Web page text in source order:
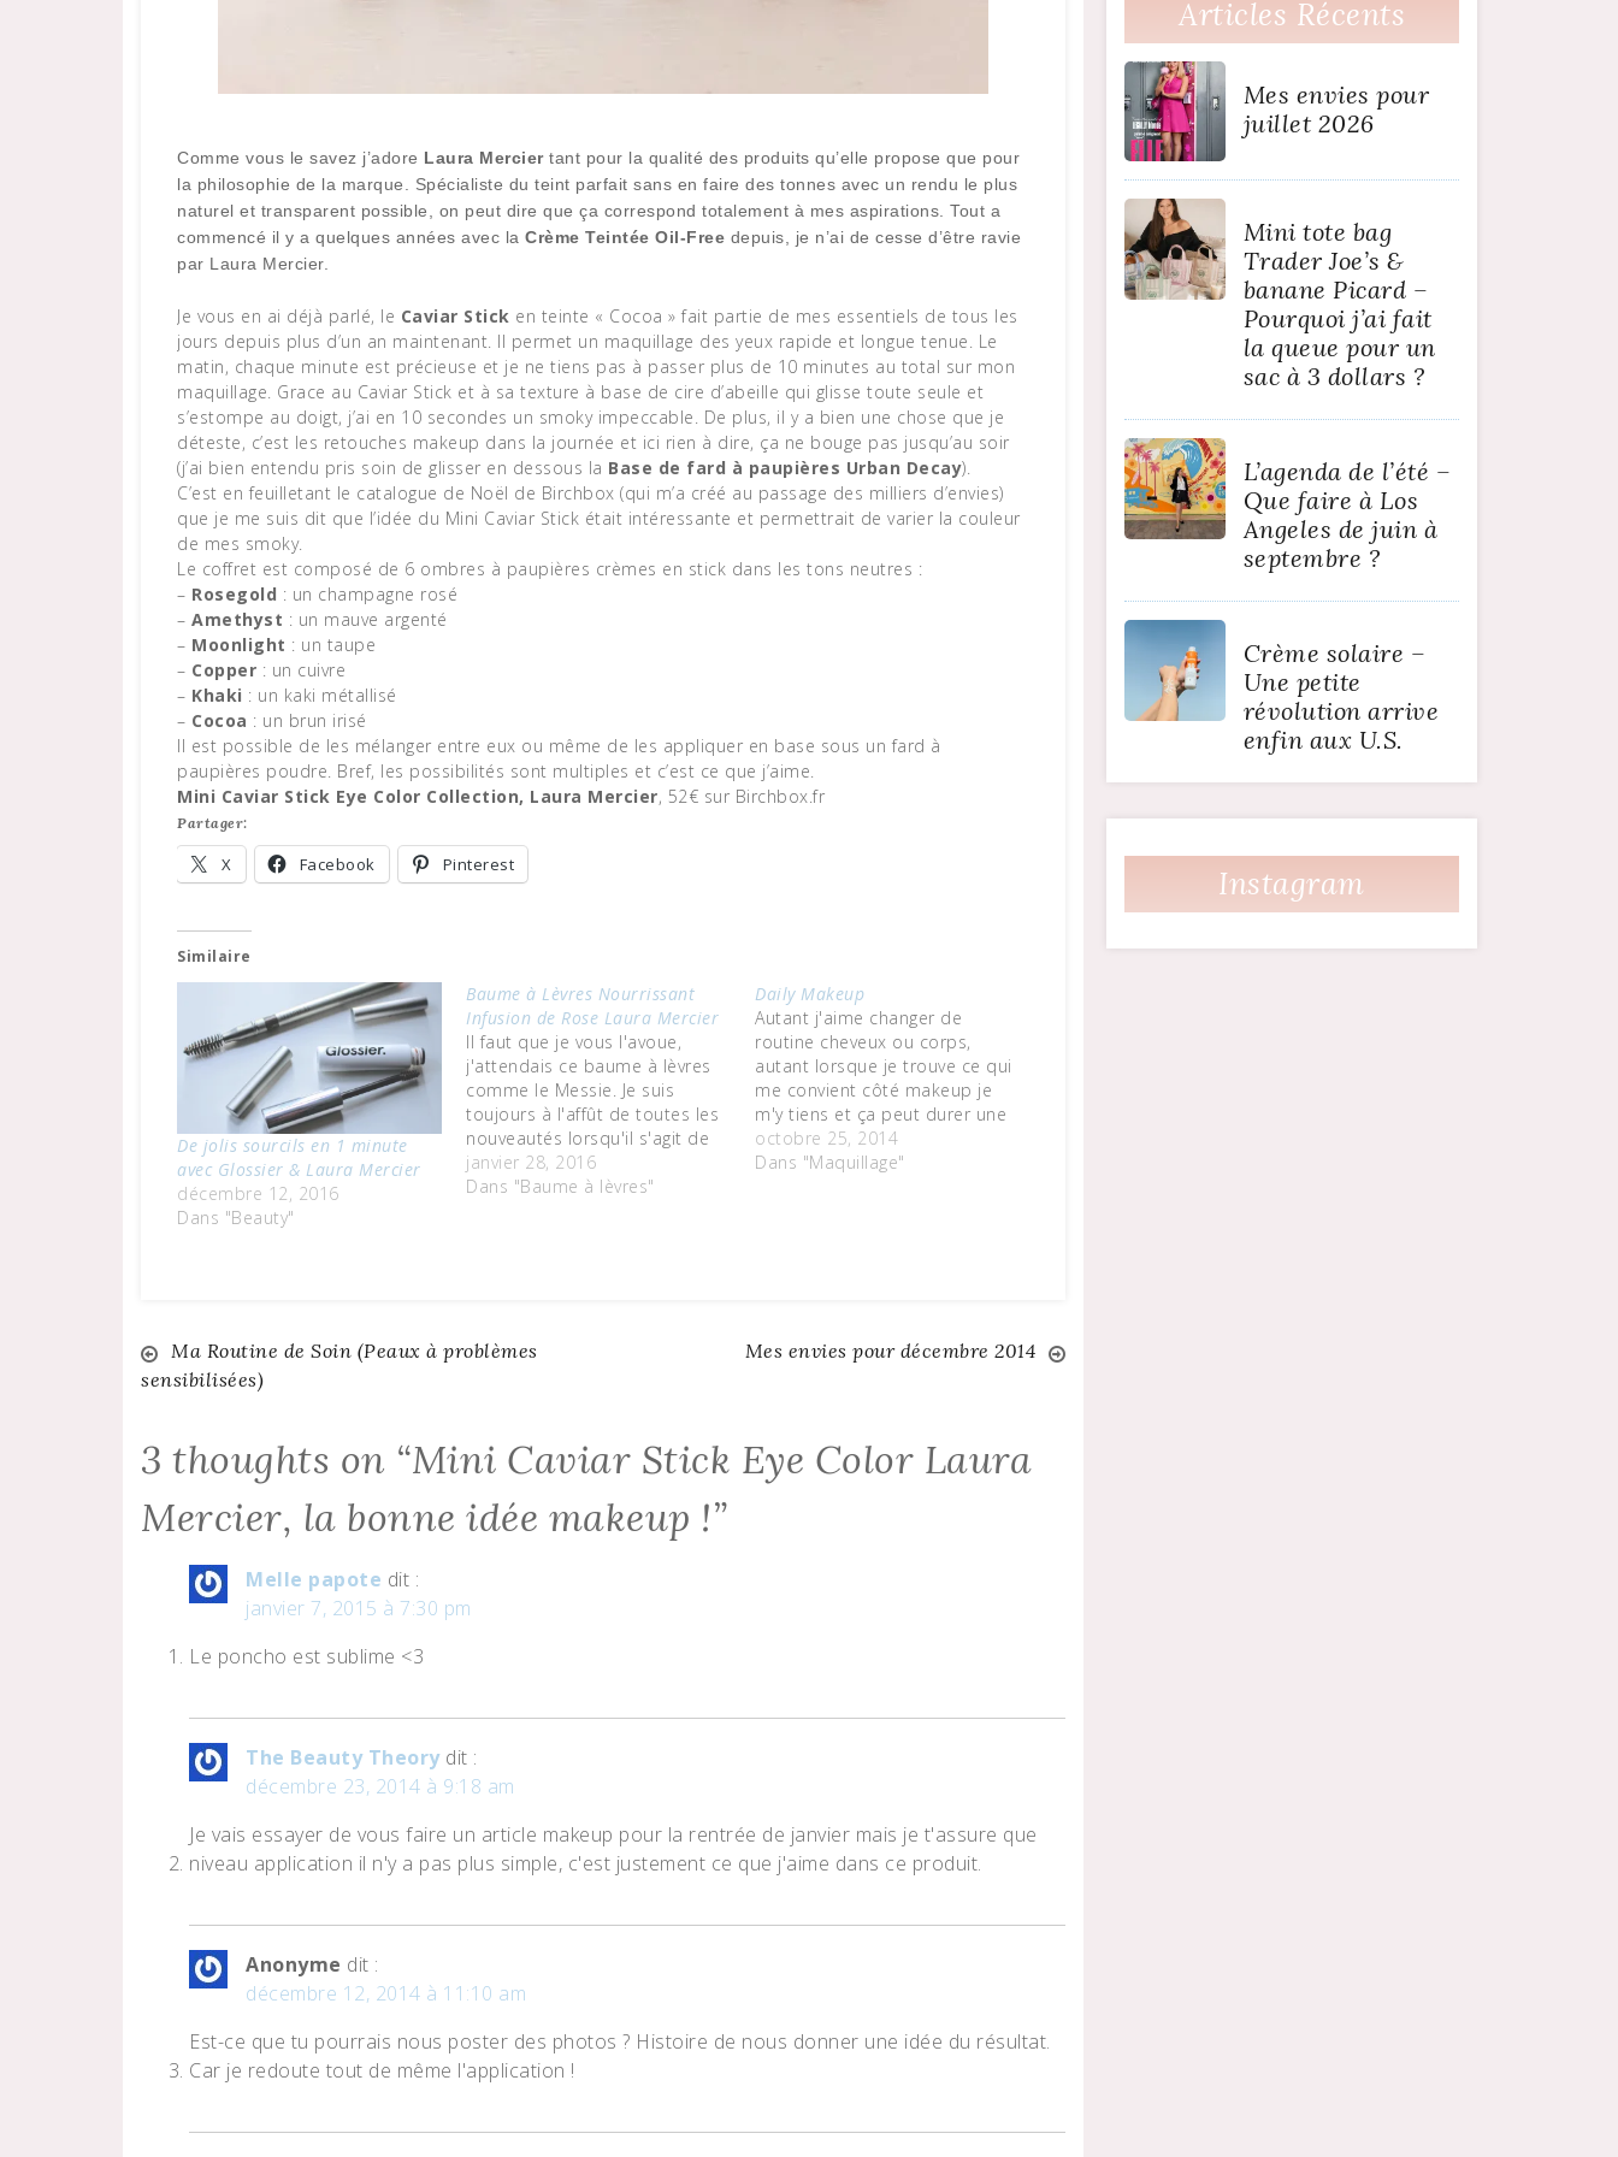
Comme vous le savez j’adore Laura Merciertant pour la qualité des produits qu’elle propose que pour
la philosophie de la marque. Spécialiste du teint parfait sans en faire des tonnes avec un rendu le plus
naturel et transparent possible, on peut dire que ça correspond totalement à mes aspirations. Tout a
commencé il y a quelques années avec la Crème Teintée Oil-Free depuis, je n’ai de cesse d’être ravie
par Laura Mercier.
Je vous en ai déjà parlé, le Caviar Stick en teinte « Cocoa » fait partie de mes essentiels de tous les
jours depuis plus d’un an maintenant. Il permet un maquillage des yeux rapide et longue tenue. Le
matin, chaque minute est précieuse et je ne tiens pas à passer plus de 10 minutes au total sur mon
maquillage. Grace au Caviar Stick et à sa texture à base de cire d’abeille qui glisse toute seule et
s’estompe au doigt, j’ai en 10 secondes un smoky impeccable. De plus, il y a bien une chose que je
déteste, c’est les retouches makeup dans la journée et ici rien à dire, ça ne bouge pas jusqu’au soir
(j’ai bien entendu pris soin de glisser en dessous la Base de fard à paupières Urban Decay).
C’est en feuilletant le catalogue de Noël de Birchbox (qui m’a créé au passage des milliers d’envies)
que je me suis dit que l’idée du Mini Caviar Stick était intéressante et permettrait de varier la couleur
de mes smoky.
Le coffret est composé de 6 ombres à paupières crèmes en stick dans les tons neutres :
– Rosegold : un champagne rosé
– Amethyst : un mauve argenté
– Moonlight : un taupe
– Copper : un cuivre
– Khaki : un kaki métallisé
– Cocoa : un brun irisé
Il est possible de les mélanger entre eux ou même de les appliquer en base sous un fard à
paupières poudre. Bref, les possibilités sont multiples et c’est ce que j’aime.
Mini Caviar Stick Eye Color Collection, Laura Mercier, 52€ sur Birchbox.fr
Partager:
X Facebook Pinterest
Similaire
De jolis sourcils en 1 minute
avec Glossier & Laura Mercier
décembre 12, 2016
Dans "Beauty"
Baume à Lèvres Nourrissant
Infusion de Rose Laura Mercier
Il faut que je vous l'avoue,
j'attendais ce baume à lèvres
comme le Messie. Je suis
toujours à l'affût de toutes les
nouveautés lorsqu'il s'agit de
Laura Mercier et suis presque
sûre que tout ce qu'elle sort
janvier 28, 2016
Dans "Baume à lèvres"
Daily Makeup
Autant j'aime changer de
routine cheveux ou corps,
autant lorsque je trouve ce qui
me convient côté makeup je
m'y tiens et ça peut durer une
éternité avant que je ne me
lasse et passe à autre
octobre 25, 2014
Dans "Maquillage"
Navigation
l’article
Ma Routine de Soin (Peaux à problèmes
sensibilisées)
Mes envies pour décembre 2014
3 thoughts on “Mini Caviar Stick Eye Color Laura
Mercier, la bonne idée makeup !”
Melle papote dit :
janvier 7, 2015 à 7:30 pm
Le poncho est sublime <3
The Beauty Theory dit :
décembre 23, 2014 à 9:18 am
Je vais essayer de vous faire un article makeup pour la rentrée de janvier mais je t'assure que
niveau application il n'y a pas plus simple, c'est justement ce que j'aime dans ce produit.
Anonyme dit :
décembre 12, 2014 à 11:10 am
Est-ce que tu pourrais nous poster des photos ? Histoire de nous donner une idée du résultat.
Car je redoute tout de même l'application !
Articles Récents
Mes envies pour
juillet 2026
Mini tote bag
Trader Joe’s &
banane Picard –
Pourquoi j’ai fait
la queue pour un
sac à 3 dollars ?
L’agenda de l’été –
Que faire à Los
Angeles de juin à
septembre ?
Crème solaire –
Une petite
révolution arrive
enfin aux U.S.
Instagram